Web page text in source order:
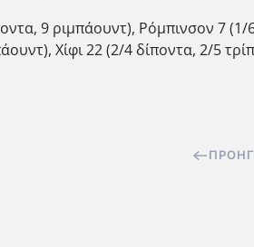
9 ριμπάουντ), Ρόμπινσον 7
Χίφι 22 (2/4 δίποντα, 2/5